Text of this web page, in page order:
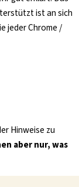
ist an sich
jeder Chrome /
Hinweise zu
aber nur, was